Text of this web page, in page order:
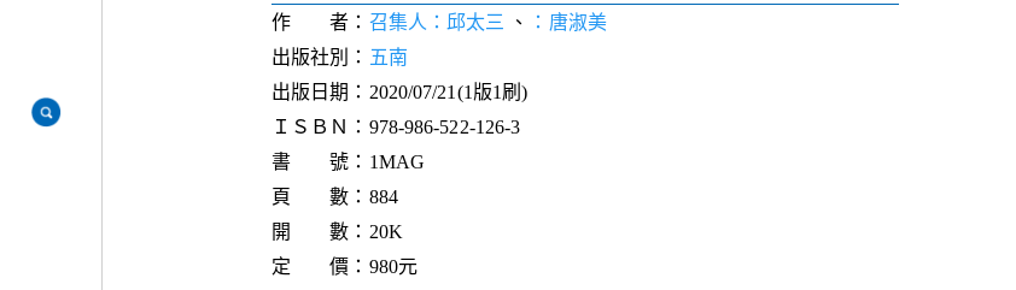
作 者： 召集人：邱太三 、
：唐淑美
出版社別： 五南
出版日期：2020/07/21(1版1刷)
ＩＳＢＮ：978-986-522-126-3
書 號：1MAG
頁 數：884
開 數：20K
定 價：980元